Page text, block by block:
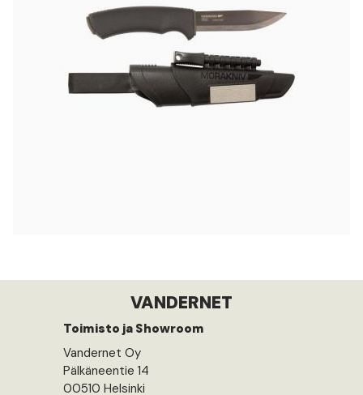
VANDERNET
Toimisto ja Showroom
Vandernet Oy
Pälkäneentie 14
00510 Helsinki